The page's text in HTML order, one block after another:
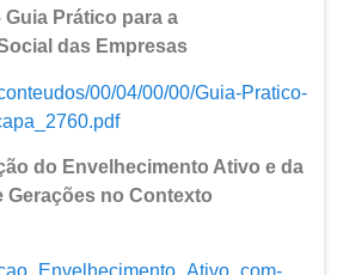
Prático para a
das Empresas
00/04/00/00/Guia-Pratico-
do Envelhecimento Ativo e da
Gerações no Contexto